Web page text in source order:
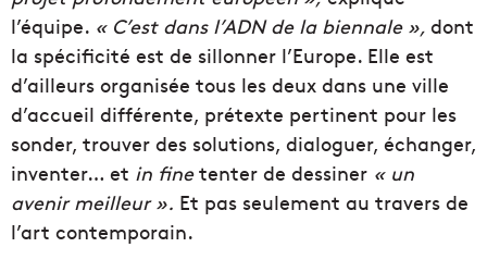
l’équipe. « C’est dans l’ADN de la biennale », dont
la spécificité est de sillonner l’Europe. Elle est
d’ailleurs organisée tous les deux dans une ville
d’accueil différente, prétexte pertinent pour les
sonder, trouver des solutions, dialoguer, échanger,
inventer… et in finetenter de dessiner « un
avenir meilleur ». Et pas seulement au travers de
l’art contemporain.